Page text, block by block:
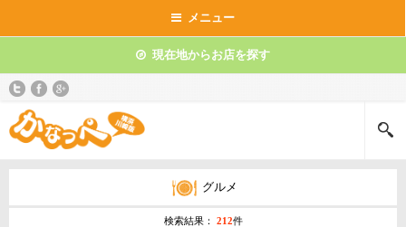
メニュー
現在地からお店を探す
グルメ
検索結果： 212件